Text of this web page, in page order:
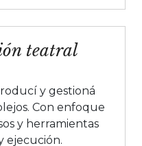
teatral
y gestioná
Con enfoque
y herramientas
ejecución.